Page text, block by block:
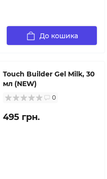
До кошика
Touch Builder Gel Milk, 30
мл (NEW)
0
495 грн.